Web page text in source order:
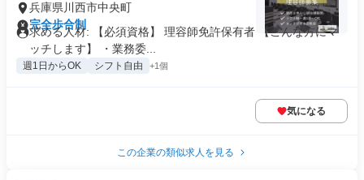
兵庫県川西市中央町
完全歩合制
求める人材: 【必須資格】 理容師免許保有者 【こんな方にマ
ッチします】 ・業務委...
週1日からOK シフト自由 +1個
気になる
この企業の類似求人を見る